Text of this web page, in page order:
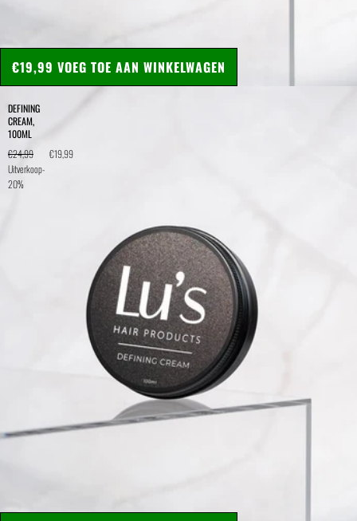
DEFINING
CREAM,
100ML
€24,99
€19,99
Uitverkoop-
20%
€19,99 VOEG TOE AAN WINKELWAGEN